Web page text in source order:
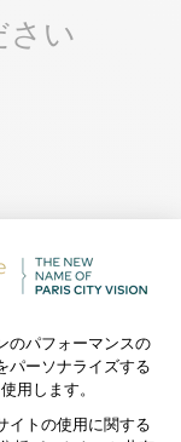
さい